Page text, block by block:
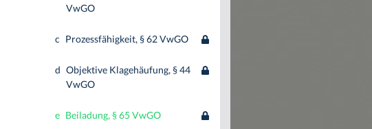
VwGO
c Prozessfähigkeit, § 62 VwGO
d Objektive Klagehäufung, § 44
VwGO
e Beiladung, § 65 VwGO